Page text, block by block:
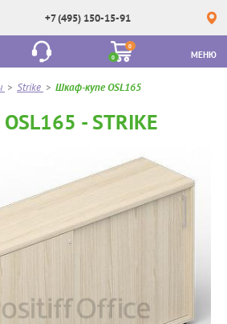
+7 (495) 150-15-91
0
0
МЕНЮ
> Strike > Шкаф-купе OSL165
- STRIKE